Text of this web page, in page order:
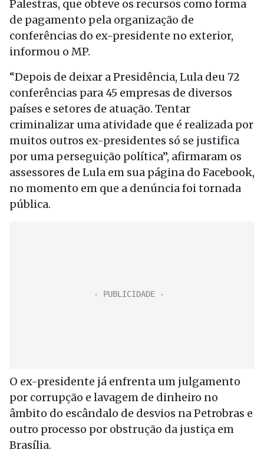
Palestras, que obteve os recursos como forma
de pagamento pela organização de
conferências do ex-presidente no exterior,
informou o MP.
“Depois de deixar a Presidência, Lula deu 72
conferências para 45 empresas de diversos
países e setores de atuação. Tentar
criminalizar uma atividade que é realizada por
muitos outros ex-presidentes só se justifica
por uma perseguição política”, afirmaram os
assessores de Lula em sua página do Facebook,
no momento em que a denúncia foi tornada
pública.
O ex-presidente já enfrenta um julgamento
por corrupção e lavagem de dinheiro no
âmbito do escândalo de desvios na Petrobras e
outro processo por obstrução da justiça em
Brasília.